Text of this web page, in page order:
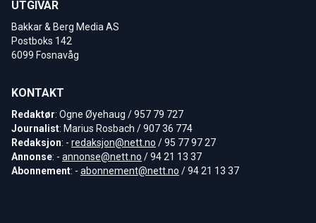
UTGIVAR
Bakkar & Berg Media AS
Postboks 142
6099 Fosnavåg
KONTAKT
Redaktør: Ogne Øyehaug / 957 79 727
Journalist: Marius Rosbach / 907 36 774
Redaksjon: - redaksjon@nett.no / 95 77 97 27
Annonse: - annonse@nett.no / 94 21 13 37
Abonnement: - abonnement@nett.no / 94 21 13 37